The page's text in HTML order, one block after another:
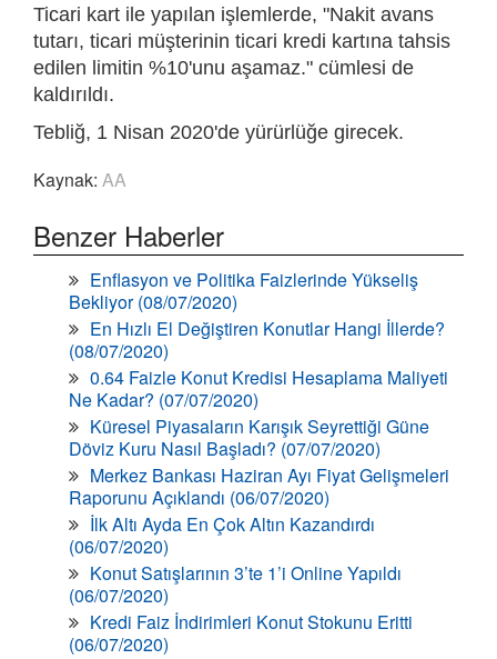
Ticari kart ile yapılan işlemlerde, "Nakit avans
tutarı, ticari müşterinin ticari kredi kartına tahsis
edilen limitin %10'unu aşamaz." cümlesi de
kaldırıldı.
Tebliğ, 1 Nisan 2020'de yürürlüğe girecek.
Kaynak: AA
Benzer Haberler
Enflasyon ve Politika Faizlerinde Yükseliş
Bekliyor (08/07/2020)
En Hızlı El Değiştiren Konutlar Hangi İllerde?
(08/07/2020)
0.64 Faizle Konut Kredisi Hesaplama Maliyeti
Ne Kadar? (07/07/2020)
Küresel Piyasaların Karışık Seyrettiği Güne
Döviz Kuru Nasıl Başladı? (07/07/2020)
Merkez Bankası Haziran Ayı Fiyat Gelişmeleri
Raporunu Açıklandı (06/07/2020)
İlk Altı Ayda En Çok Altın Kazandırdı
(06/07/2020)
Konut Satışlarının 3’te 1’i Online Yapıldı
(06/07/2020)
Kredi Faiz İndirimleri Konut Stokunu Eritti
(06/07/2020)